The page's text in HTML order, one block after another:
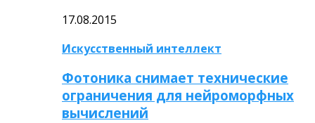
17.08.2015
Искусственный интеллект
Фотоника снимает технические
ограничения для нейроморфных
вычислений